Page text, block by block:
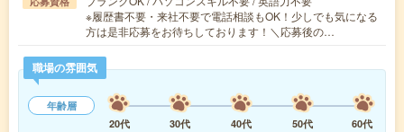
※履歴書不要・来社不要で電話相談もOK！少しでも気になる
方は是非応募をお待ちしております！＼応募後の…
職場の雰囲気
年齢層
20代
30代 40代 50代
60代